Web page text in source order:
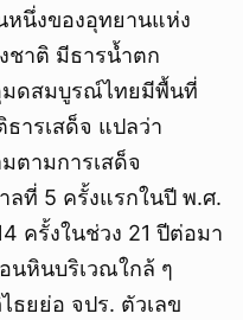
หนึ่งของอุทยานแห่ง
ชาติ มีธารน้ำตก
มดสมบูรณ์ไทยมีพื้นที่
ารเสด็จ แปลว่า
ตามการเสด็จ
ลที่ 5 ครั้งแรกในปี พ.ศ.
ครั้งในช่วง 21 ปีต่อมา
นหินบริเวณใกล้ ๆ
ธยย่อ จปร. ตัวเลข